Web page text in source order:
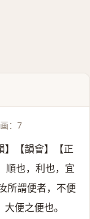
：7
】【韻會】【正
順也，利也，宜
所謂便者，不便
便之便也。